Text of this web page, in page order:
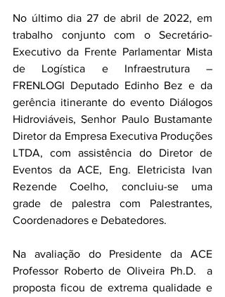
No último dia 27 de abril de 2022, em
trabalho conjunto com o Secretário-
Executivo da Frente Parlamentar Mista
de Logística e Infraestrutura –
FRENLOGI Deputado Edinho Bez e da
gerência itinerante do evento Diálogos
Hidroviáveis, Senhor Paulo Bustamante
Diretor da Empresa Executiva Produções
LTDA, com assistência do Diretor de
Eventos da ACE, Eng. Eletricista Ivan
Rezende Coelho, concluiu-se uma
grade de palestra com Palestrantes,
Coordenadores e Debatedores.
Na avaliação do Presidente da ACE
Professor Roberto de Oliveira Ph.D.  a
proposta ficou de extrema qualidade e